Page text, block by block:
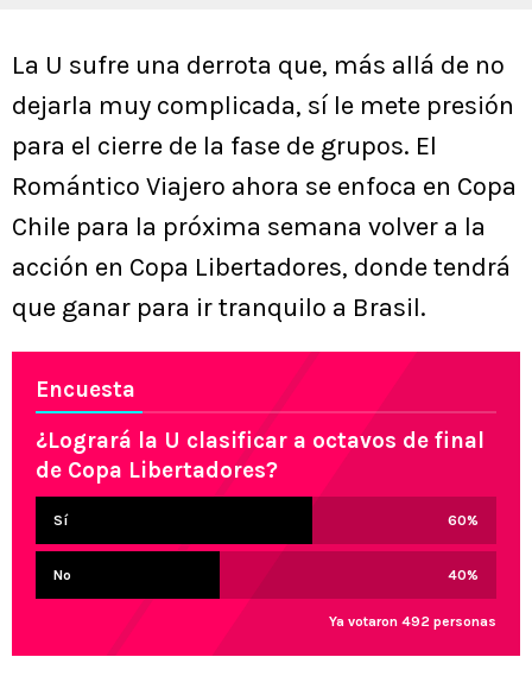
La U sufre una derrota que, más allá de no
dejarla muy complicada, sí le mete presión
para el cierre de la fase de grupos. El
Romántico Viajero ahora se enfoca en Copa
Chile para la próxima semana volver a la
acción en Copa Libertadores, donde tendrá
que ganar para ir tranquilo a Brasil.
Encuesta
¿Logrará la U clasificar a octavos de final
de Copa Libertadores?
Sí 60%
No 40%
Ya votaron 492 personas